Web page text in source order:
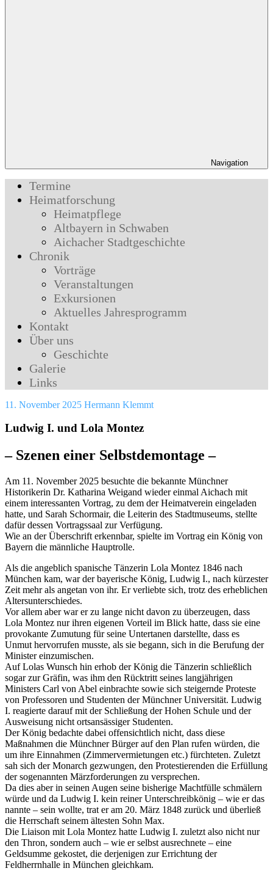
Navigation
Termine
Heimatforschung
Heimatpflege
Altbayern in Schwaben
Aichacher Stadtgeschichte
Chronik
Vorträge
Veranstaltungen
Exkursionen
Aktuelles Jahresprogramm
Kontakt
Über uns
Geschichte
Galerie
Links
11. November 2025 Hermann Klemmt
Ludwig I. und Lola Montez
– Szenen einer Selbstdemontage –
Am 11. November 2025 besuchte die bekannte Münchner
Historikerin Dr. Katharina Weigand wieder einmal Aichach mit
einem interessanten Vortrag, zu dem der Heimatverein eingeladen
hatte, und Sarah Schormair, die Leiterin des Stadtmuseums, stellte
dafür dessen Vortragssaal zur Verfügung.
Wie an der Überschrift erkennbar, spielte im Vortrag ein König von
Bayern die männliche Hauptrolle.
Als die angeblich spanische Tänzerin Lola Montez 1846 nach
München kam, war der bayerische König, Ludwig I., nach kürzester
Zeit mehr als angetan von ihr. Er verliebte sich, trotz des erheblichen
Altersunterschiedes.
Vor allem aber war er zu lange nicht davon zu überzeugen, dass
Lola Montez nur ihren eigenen Vorteil im Blick hatte, dass sie eine
provokante Zumutung für seine Untertanen darstellte, dass es
Unmut hervorrufen musste, als sie begann, sich in die Berufung der
Minister einzumischen.
Auf Lolas Wunsch hin erhob der König die Tänzerin schließlich
sogar zur Gräfin, was ihm den Rücktritt seines langjährigen
Ministers Carl von Abel einbrachte sowie sich steigernde Proteste
von Professoren und Studenten der Münchner Universität. Ludwig
I. reagierte darauf mit der Schließung der Hohen Schule und der
Ausweisung nicht ortsansässiger Studenten.
Der König bedachte dabei offensichtlich nicht, dass diese
Maßnahmen die Münchner Bürger auf den Plan rufen würden, die
um ihre Einnahmen (Zimmervermietungen etc.) fürchteten. Zuletzt
sah sich der Monarch gezwungen, den Protestierenden die Erfüllung
der sogenannten Märzforderungen zu versprechen.
Da dies aber in seinen Augen seine bisherige Machtfülle schmälern
würde und da Ludwig I. kein reiner Unterschreibkönig – wie er das
nannte – sein wollte, trat er am 20. März 1848 zurück und überließ
die Herrschaft seinem ältesten Sohn Max.
Die Liaison mit Lola Montez hatte Ludwig I. zuletzt also nicht nur
den Thron, sondern auch – wie er selbst ausrechnete – eine
Geldsumme gekostet, die derjenigen zur Errichtung der
Feldherrnhalle in München gleichkam.